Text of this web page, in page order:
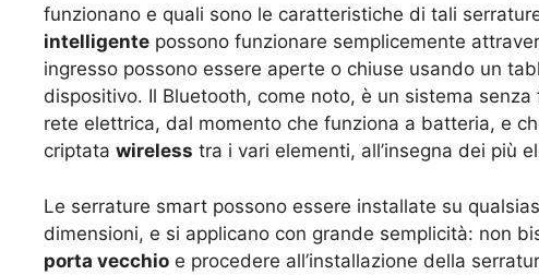
funzionano e quali sono le caratteristiche di tali
intelligente possono funzionare semplicemente
ingresso possono essere aperte o chiuse usando un
dispositivo. Il Bluetooth, come noto, è un sistema
rete elettrica, dal momento che funziona a batteria, e
criptata wireless tra i vari elementi, all’insegna dei più
Le serrature smart possono essere installate su
dimensioni, e si applicano con grande semplicità: non
porta vecchio e procedere all’installazione della